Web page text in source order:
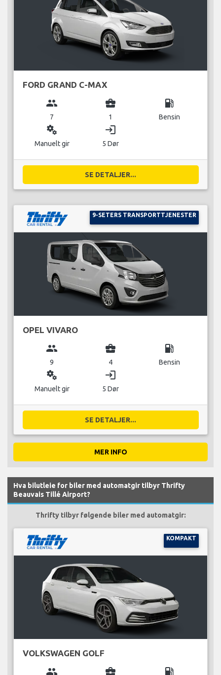
FORD GRAND C-MAX
group
7
business_center
1
local_gas_station
Bensin
miscellaneous_services
Manuelt gir
login
5 Dør
SE DETALJER...
9-SETERS TRANSPORTTJENESTER
OPEL VIVARO
group
9
business_center
4
local_gas_station
Bensin
miscellaneous_services
Manuelt gir
login
5 Dør
SE DETALJER...
MER INFO
Hva bilutleie for biler med automatgir tilbyr Thrifty
Beauvais Tillé Airport?
Thrifty tilbyr følgende biler med automatgir:
KOMPAKT
VOLKSWAGEN GOLF
group business_center local_gas_station